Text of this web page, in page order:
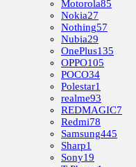
Motorola85
Nokia27
Nothing57
Nubia29
OnePlus135
OPPO105
POCO34
Polestar1
realme93
REDMAGIC7
Redmi78
Samsung445
Sharp1
Sony19